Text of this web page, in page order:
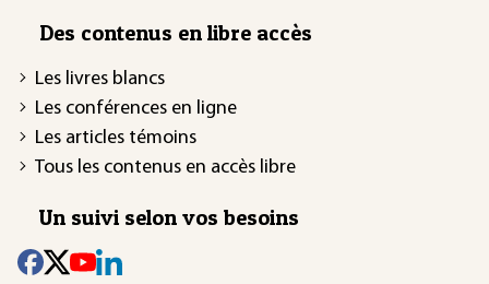
Des contenus en libre accès
Les livres blancs
Les conférences en ligne
Les articles témoins
Tous les contenus en accès libre
Un suivi selon vos besoins